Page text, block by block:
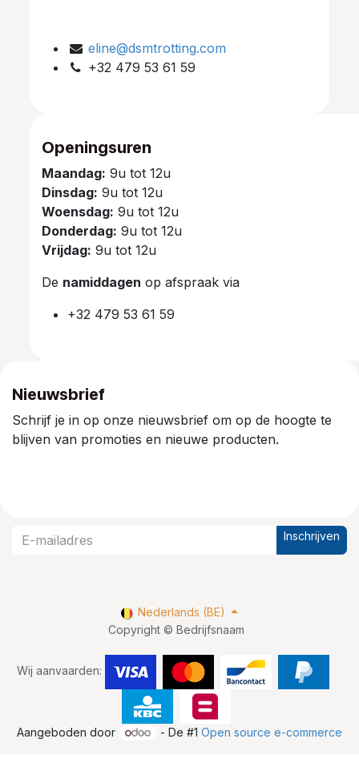
eline@dsmtrotting.com
+32 479 53 61 59
Openingsuren
Maandag: 9u tot 12u
Dinsdag: 9u tot 12u
Woensdag: 9u tot 12u
Donderdag: 9u tot 12u
Vrijdag: 9u tot 12u
De namiddagen op afspraak via
+32 479 53 61 59
Nieuwsbrief
Schrijf je in op onze nieuwsbrief om op de hoogte te
blijven van promoties en nieuwe producten.
Inschrijven
Copyright © Bedrijfsnaam
Wij aanvaarden:
Nederlands (BE)
Aangeboden door - De #1Open source e-commerce